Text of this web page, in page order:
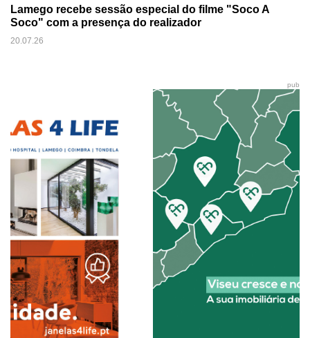
Lamego recebe sessão especial do filme "Soco A
Soco" com a presença do realizador
20.07.26
pub